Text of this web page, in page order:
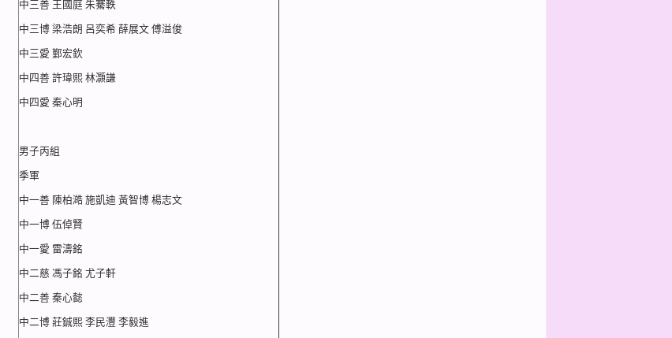
中三善 王國庭 朱騫軼
中三博 梁浩朗 呂奕希 薛展文 傅溢俊
中三愛 鄞宏欽
中四善 許瑋熙 林灝謙
中四愛 秦心明
男子丙組
季軍
中一善 陳柏澔 施凱迪 黃智博 楊志文
中一博 伍倬賢
中一愛 雷濤銘
中二慈 馮子銘 尤子軒
中二善 秦心懿
中二博 莊鋮熙 李民灃 李毅進